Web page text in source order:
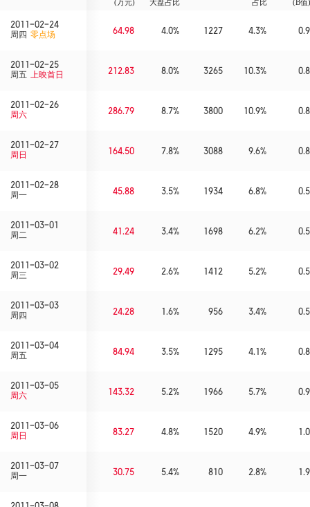
(万元)
大盘占比
占比
(B值)
2011-02-24
周四 零点场 64.98 4.0% 1227 4.3% 0.9
2011-02-25
周五 上映首日 212.83 8.0% 3265 10.3% 0.8
2011-02-26
周六
286.79 8.7% 3800 10.9% 0.8
2011-02-27
周日
164.50 7.8% 3088 9.6% 0.8
2011-02-28
周一
45.88 3.5% 1934 6.8% 0.5
2011-03-01
周二
41.24 3.4% 1698 6.2% 0.5
2011-03-02
周三
29.49 2.6% 1412 5.2% 0.5
2011-03-03
周四
24.28 1.6% 956 3.4% 0.5
2011-03-04
周五
84.94 3.5% 1295 4.1% 0.8
2011-03-05
周六
143.32 5.2% 1966 5.7% 0.9
2011-03-06
周日
83.27 4.8% 1520 4.9% 1.0
2011-03-07
周一
30.75 5.4% 810 2.8% 1.9